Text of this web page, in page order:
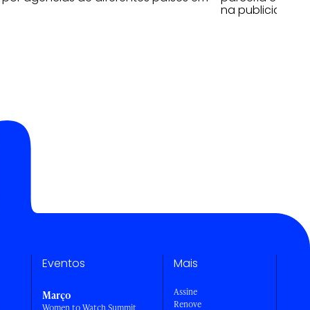
na publicidade
Eventos
Março
Mais
Assine
Renove